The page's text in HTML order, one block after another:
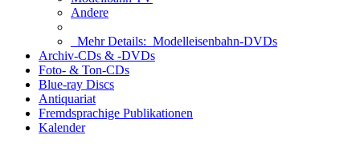
Andere
Mehr Details: Modelleisenbahn-DVDs
Archiv-CDs & -DVDs
Foto- & Ton-CDs
Blue-ray Discs
Antiquariat
Fremdsprachige Publikationen
Kalender